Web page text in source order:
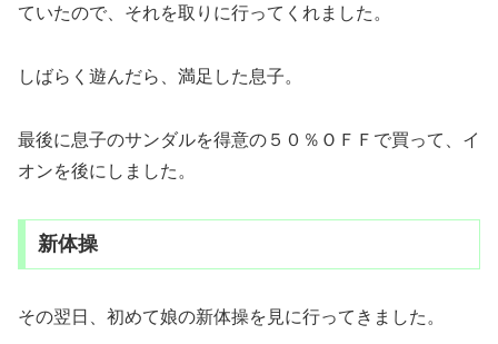
ていたので、それを取りに行ってくれました。
しばらく遊んだら、満足した息子。
最後に息子のサンダルを得意の５０％ＯＦＦで買って、イ
オンを後にしました。
新体操
その翌日、初めて娘の新体操を見に行ってきました。